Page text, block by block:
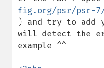
fig.org/psr/psr-7/
) and try to add
will detect the
example ^^